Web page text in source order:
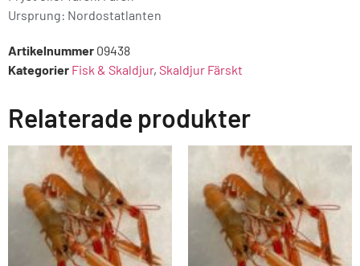
Ursprung: Nordostatlanten
Artikelnummer 09438
Kategorier Fisk & Skaldjur, Skaldjur Färskt
Relaterade produkter